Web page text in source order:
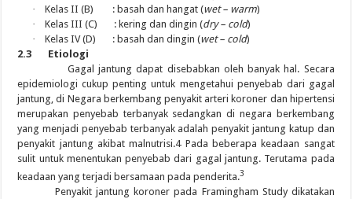
· Kelas II (B) : basah dan hangat (wet – warm)
·
Kelas III (C) : kering dan dingin (dry – cold)
·
Kelas IV (D) : basah dan dingin (wet – cold)
2.3 Etiologi
Gagal jantung dapat disebabkan oleh banyak hal. Secara
epidemiologi cukup penting untuk mengetahui penyebab dari gagal
jantung, di Negara berkembang penyakit arteri koroner dan hipertensi
merupakan penyebab terbanyak sedangkan di negara berkembang
yang menjadi penyebab terbanyak adalah penyakit jantung katup dan
penyakit jantung akibat malnutrisi.4 Pada beberapa keadaan sangat
sulit untuk menentukan penyebab dari gagal jantung. Terutama pada
keadaan yang terjadi bersamaan pada penderita.3
Penyakit jantung koroner pada Framingham Study dikatakan